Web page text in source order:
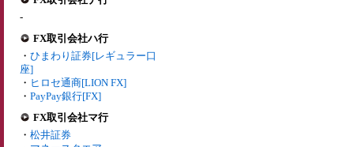
-
FX取引会社ハ行
・ ひまわり証券[レギュラー口
座]
・ ヒロセ通商[LION FX]
・ PayPay銀行[FX]
FX取引会社マ行
・ 松井証券